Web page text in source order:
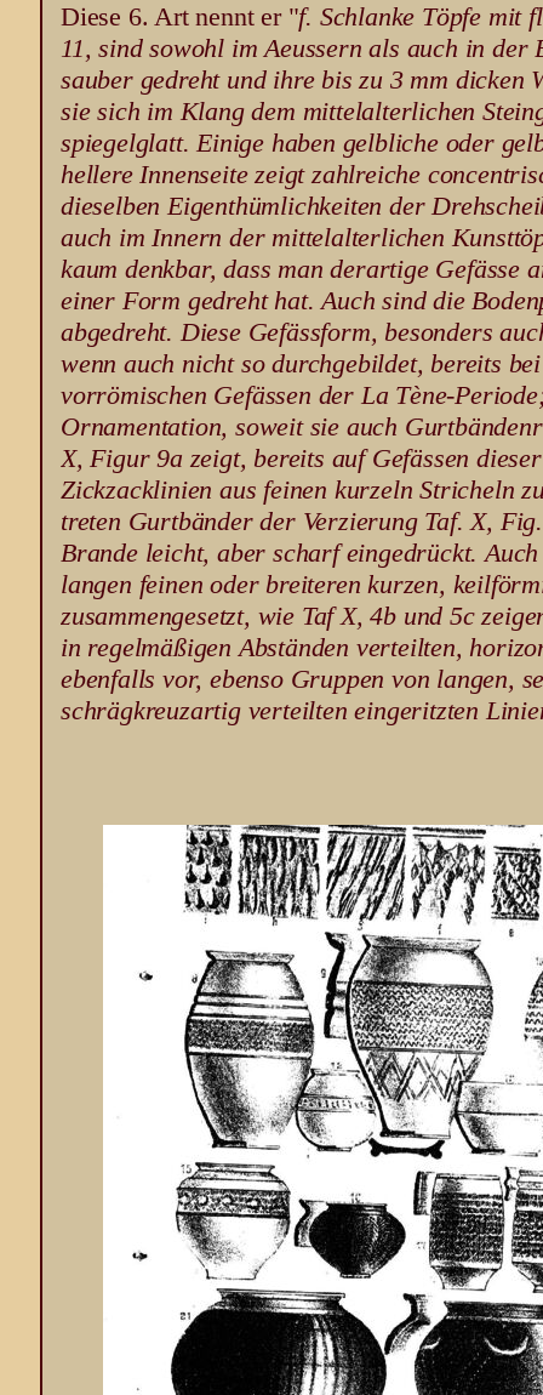
Diese 6. Art nennt er "f. Schlanke Töpfe mit
11, sind sowohl im Aeussern als auch in
sauber gedreht und ihre bis zu 3 mm dicken
sie sich im Klang dem mittelalterlichen
spiegelglatt. Einige haben gelbliche oder
hellere Innenseite zeigt zahlreiche
dieselben Eigenthümlichkeiten der
auch im Innern der mittelalterlichen
kaum denkbar, dass man derartige Gefässe
einer Form gedreht hat. Auch sind die
abgedreht. Diese Gefässform, besonders
wenn auch nicht so durchgebildet, bereits
vorrömischen Gefässen der La Tène-
Ornamentation, soweit sie auch
X, Figur 9a zeigt, bereits auf Gefässen
Zickzacklinien aus feinen kurzeln Stricheln
treten Gurtbänder der Verzierung Taf. X,
Brande leicht, aber scharf eingedrückt.
langen feinen oder breiteren kurzen,
zusammengesetzt, wie Taf X, 4b und 5c
in regelmäßigen Abständen verteilten,
ebenfalls vor, ebenso Gruppen von langen,
schrägkreuzartig verteilten eingeritzten